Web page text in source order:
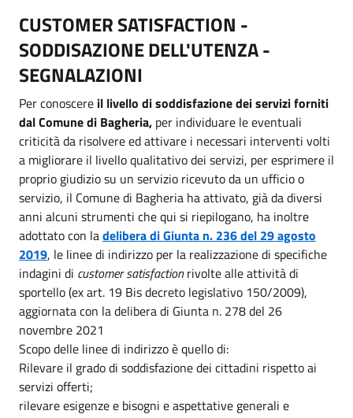
CUSTOMER SATISFACTION -
SODDISAZIONE DELL'UTENZA -
SEGNALAZIONI
Per conoscere il livello di soddisfazione dei servizi forniti
dal Comune di Bagheria, per individuare le eventuali
criticità da risolvere ed attivare i necessari interventi volti
a migliorare il livello qualitativo dei servizi, per esprimere il
proprio giudizio su un servizio ricevuto da un ufficio o
servizio, il Comune di Bagheria ha attivato, già da diversi
anni alcuni strumenti che qui si riepilogano, ha inoltre
adottato con ladelibera di Giunta n. 236 del 29 agosto
2019, le linee di indirizzo per la realizzazione di specifiche
indagini di customer satisfactionrivolte alle attività di
sportello (ex art. 19 Bis decreto legislativo 150/2009),
aggiornata con la delibera di Giunta n. 278 del 26
novembre 2021
Scopo delle linee di indirizzo è quello di:
Rilevare il grado di soddisfazione dei cittadini rispetto ai
servizi offerti;
rilevare esigenze e bisogni e aspettative generali e